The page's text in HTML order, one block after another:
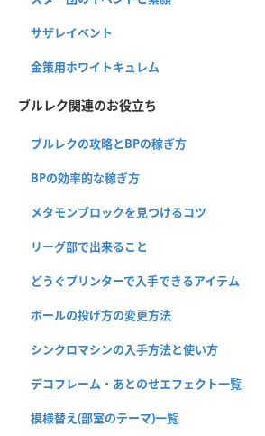
サザレイベント
金策用ホワイトキュレム
ブルレク関連のお役立ち
ブルレクの攻略とBPの稼ぎ方
BPの効率的な稼ぎ方
メタモンブロックを見つけるコツ
リーグ部で出来ること
どうぐプリンターで入手できるアイテム
ボールの投げ方の変更方法
シンクロマシンの入手方法と使い方
デコフレーム・あとのせエフェクト一覧
模様替え(部室のテーマ)一覧